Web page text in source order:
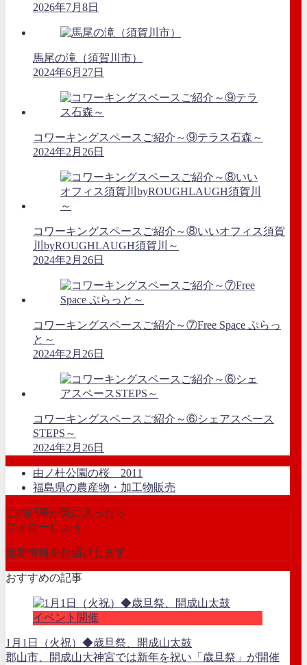
2026年7月8日
馬尾の滝（須賀川市）
2024年6月27日
コワーキングスペースご紹介～⑨テラス石森～
2024年2月26日
コワーキングスペースご紹介～⑧いいオフィス須賀
川byROUGHLAUGH須賀川～
2024年2月26日
コワーキングスペースご紹介～⑦Free Space ぷらっ
と～
2024年2月26日
コワーキングスペースご紹介～⑥シェアスペース
STEPS～
2024年2月26日
由ノ杜公園の桜 2011
福島県の農産物・加工物販売
この記事が気に入ったら
フォローしよう
最新情報をお届けします
おすすめの記事
イベント開催
1月1日（火祝）◆歳旦祭、開成山太鼓
郡山市、開成山大神宮では新年を祝い「歳旦祭」が開催